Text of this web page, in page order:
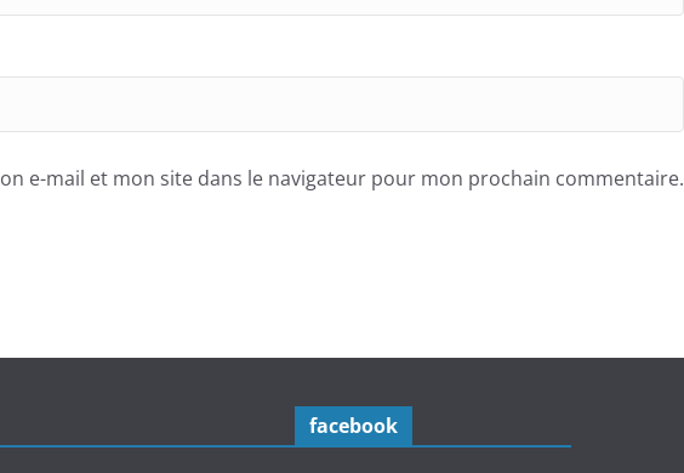
e-mail et mon site dans le navigateur pour mon prochain commentaire.
facebook